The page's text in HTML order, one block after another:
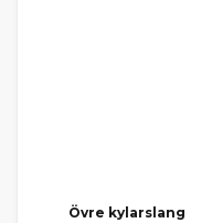
Övre kylarslang